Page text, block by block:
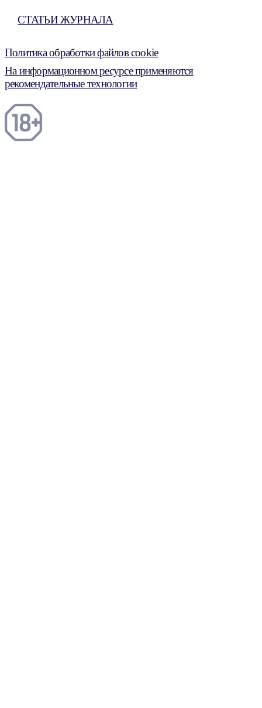
СТАТЬИ ЖУРНАЛА
Политика обработки файлов cookie
На информационном ресурсе применяются
рекомендательные технологии